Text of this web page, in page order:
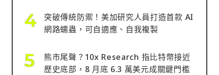
突破傳統防禦！美加研究人員打造首款 AI
網路蠕蟲，可自適應、自我複製
熊市尾聲？10x Research 指比特幣接近
歷史底部，8 月底 6.3 萬美元成關鍵門檻